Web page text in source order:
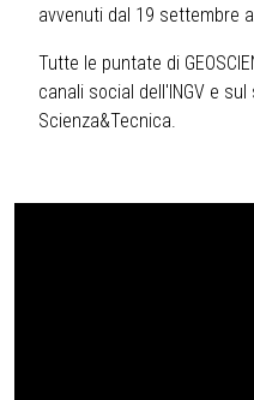
avvenuti dal 19 settembre
Tutte le puntate di
canali social dell'INGV e
Scienza&Tecnica.